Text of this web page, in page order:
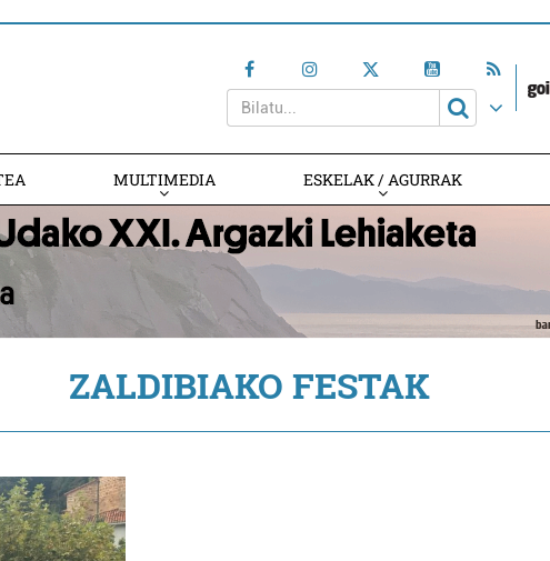
MULTIMEDIA ESKELAK / AGURRAK
ZALDIBIAKO FESTAK